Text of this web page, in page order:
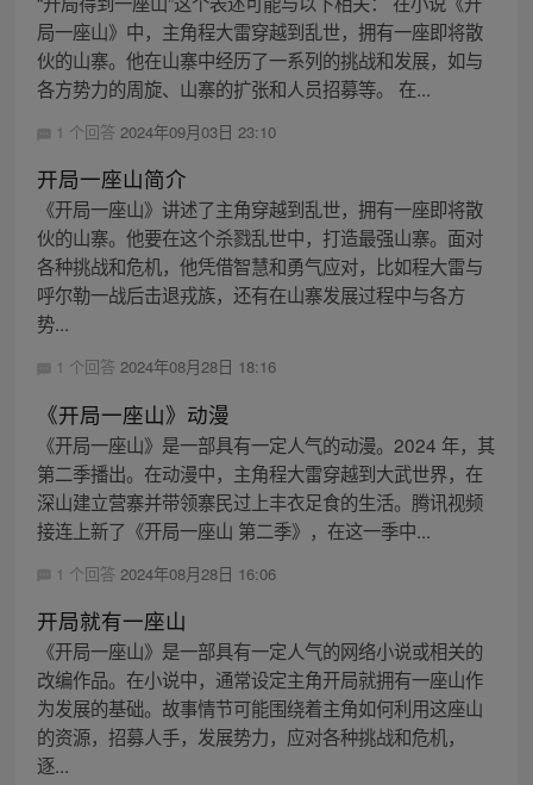
局一座山》中，主角程大雷穿越到乱世，拥有一座即将散
伙的山寨。他在山寨中经历了一系列的挑战和发展，如与
各方势力的周旋、山寨的扩张和人员招募等。 在...
1 个回答 2024年09月03日 23:10
开局一座山简介
《开局一座山》讲述了主角穿越到乱世，拥有一座即将散
伙的山寨。他要在这个杀戮乱世中，打造最强山寨。面对
各种挑战和危机，他凭借智慧和勇气应对，比如程大雷与
呼尔勒一战后击退戎族，还有在山寨发展过程中与各方
势...
1 个回答 2024年08月28日 18:16
《开局一座山》动漫
《开局一座山》是一部具有一定人气的动漫。2024 年，其
第二季播出。在动漫中，主角程大雷穿越到大武世界，在
深山建立营寨并带领寨民过上丰衣足食的生活。腾讯视频
接连上新了《开局一座山 第二季》，在这一季中...
1 个回答 2024年08月28日 16:06
开局就有一座山
《开局一座山》是一部具有一定人气的网络小说或相关的
改编作品。在小说中，通常设定主角开局就拥有一座山作
为发展的基础。故事情节可能围绕着主角如何利用这座山
的资源，招募人手，发展势力，应对各种挑战和危机，
逐...